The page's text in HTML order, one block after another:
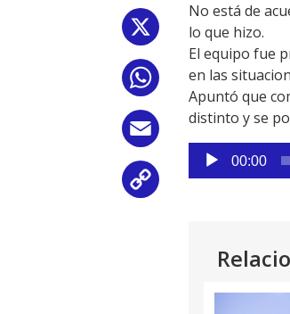
WhatsApp
Copy
No está de
lo que hizo.
El equipo fue
en las
Apuntó que
distinto y se
Reproductor
de
00:00